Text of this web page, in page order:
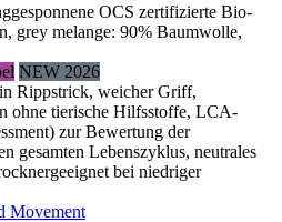
OCS zertifizierte Bio-
grey melange: 90% Baumwolle,
NEW 2026
Rippstrick, weicher Griff,
ohne tierische Hilfsstoffe, LCA-
zur Bewertung der
gesamten Lebenszyklus, neutrales
bei niedriger
Movement